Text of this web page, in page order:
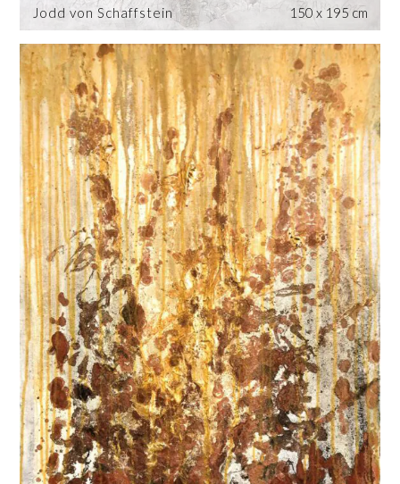
Jodd von Schaffstein
150 x 195 cm